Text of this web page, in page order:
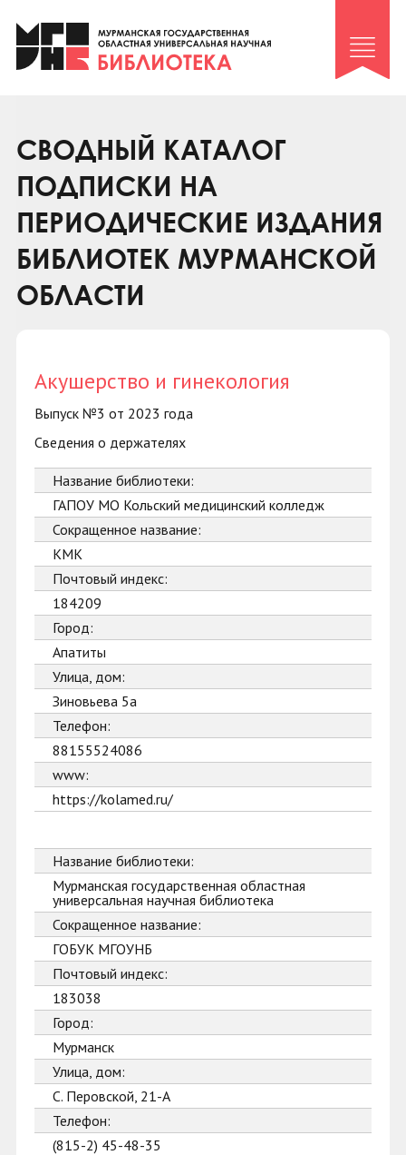
Клуб «Гиря и сельдерей»
Клуб «Семейный архив»
Коллегам
Контакты
СВОДНЫЙ КАТАЛОГ
ПОДПИСКИ НА
ПЕРИОДИЧЕСКИЕ ИЗДАНИЯ
БИБЛИОТЕК МУРМАНСКОЙ
ОБЛАСТИ
Акушерство и гинекология
Выпуск №3 от 2023 года
Сведения о держателях
Название библиотеки:
ГАПОУ МО Кольский медицинский колледж
Сокращенное название:
КМК
Почтовый индекс:
184209
Город:
Апатиты
Улица, дом:
Зиновьева 5а
Телефон:
88155524086
www:
https://kolamed.ru/
Название библиотеки:
Мурманская государственная областная
универсальная научная библиотека
Сокращенное название:
ГОБУК МГОУНБ
Почтовый индекс:
183038
Город:
Мурманск
Улица, дом:
С. Перовской, 21-А
Телефон:
(815-2) 45-48-35